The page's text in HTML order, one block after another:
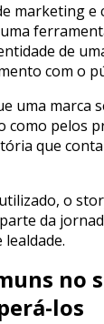
marketing e
de
com o
uma marca
como pelos
que
o
da
lealdade.
no
los